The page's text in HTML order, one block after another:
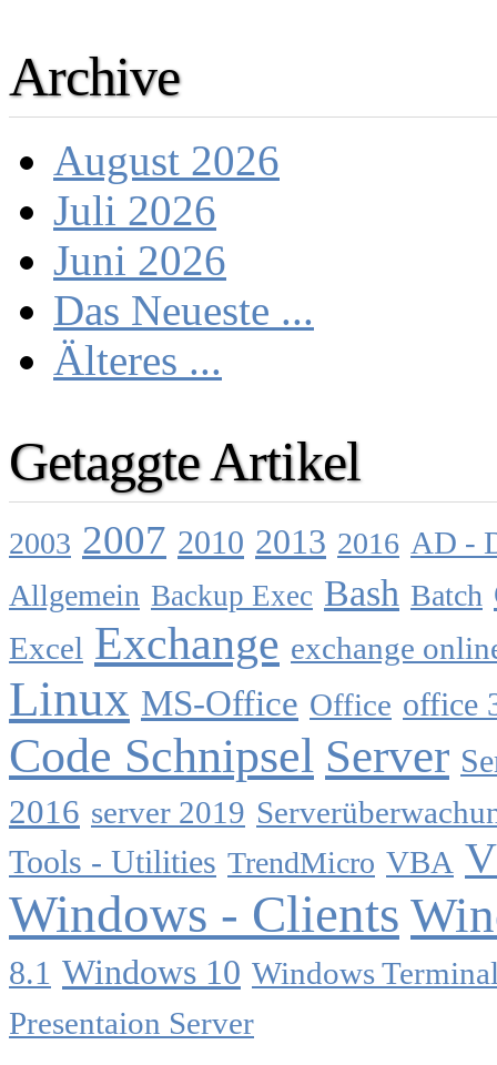
Archive
August 2026
Juli 2026
Juni 2026
Das Neueste ...
Älteres ...
Getaggte Artikel
2003 2007 2010 2013 2016 AD -
Allgemein Backup Exec Bash Batch
Excel Exchange exchange
Linux MS-Office Office office
Code Schnipsel Server
2016 server 2019
Tools - Utilities TrendMicro VBA
Windows - Clients
8.1 Windows 10 Windows
Presentaion Server